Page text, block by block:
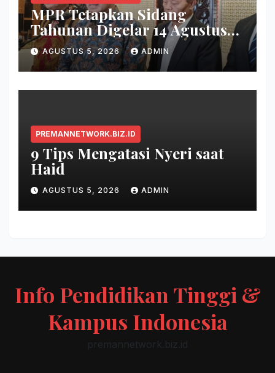
MPR Tetapkan Sidang
Tahunan Digelar 14 Agustus
2026
AGUSTUS 5, 2026 ADMIN
PREMANNETWORK.BIZ.ID
9 Tips Mengatasi Nyeri saat
Haid
AGUSTUS 5, 2026 ADMIN
Info Pendidikan Tinggi &
Kampus Indonesia
premannetwork.biz.id